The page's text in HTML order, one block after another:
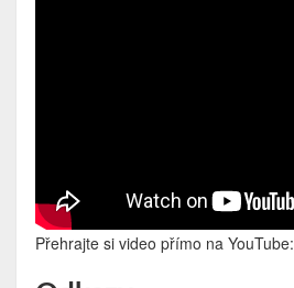
Přehrajte si video přímo na YouTube: